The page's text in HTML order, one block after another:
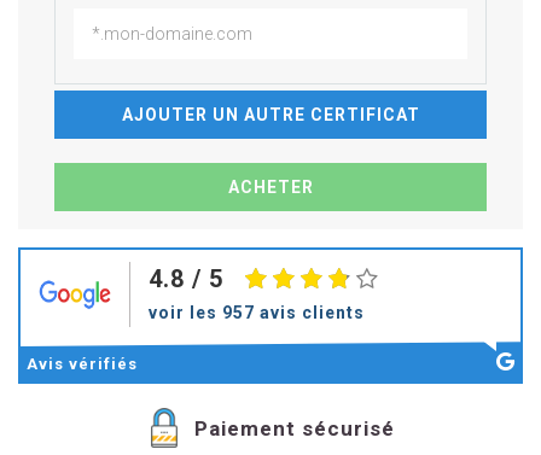
AJOUTER UN AUTRE CERTIFICAT
4.8 / 5
voir les 957 avis clients
Avis vérifiés
Paiement sécurisé